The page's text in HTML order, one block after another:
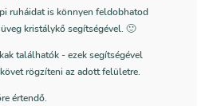
ruháidat is könnyen feldobhatod
kristálykő segítségével. 🙂
találhatók - ezek segítségével
rögzíteni az adott felületre.
értendő.